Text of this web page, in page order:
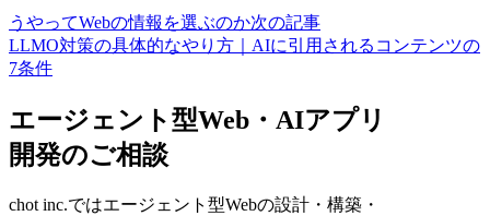
うやってWebの情報を選ぶのか次の記事
LLMO対策の具体的なやり方｜AIに引用されるコンテンツの
7条件
エージェント型Web・AIアプリ
開発のご相談
chot inc.ではエージェント型Webの設計・構築・